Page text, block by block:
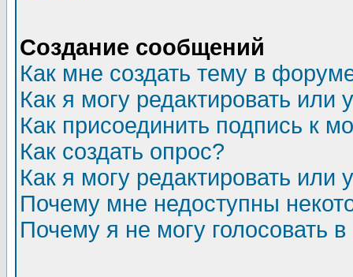
Создание сообщений
Как мне создать тему в
Как я могу редактировать или
Как присоединить подпись к
Как создать опрос?
Как я могу редактировать или
Почему мне недоступны
Почему я не могу голосовать